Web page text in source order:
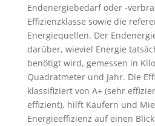
Endenergiebedarf oder -
Effizienzklasse sowie die
Energiequellen. Der
darüber, wieviel Energie
benötigt wird, gemessen in
Quadratmeter und Jahr. Die
klassifiziert von A+ (sehr
effizient), hilft Käufern und
Energieeffizienz auf einen